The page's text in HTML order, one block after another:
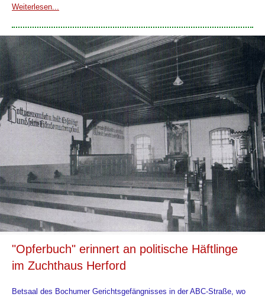
Weiterlesen...
"Opferbuch" erinnert an politische Häftlinge
im Zuchthaus Herford
Betsaal des Bochumer Gerichtsgefängnisses in der ABC-Straße, wo